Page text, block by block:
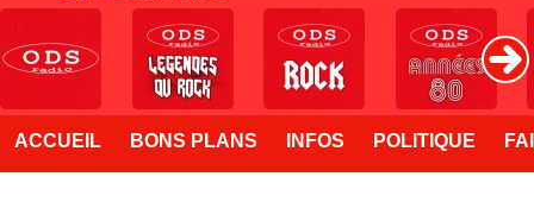
ACCUEIL BONS PLANS INFOS POLITIQUE